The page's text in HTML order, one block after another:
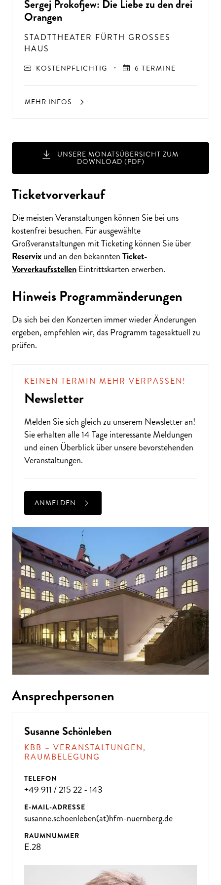
A
USSER
G
EW
Ö
H
N
LIC
H
E K
O
N
ZER
TER
LEBN
ISSE
S
T
E
H
E
N
SI
E
A
U
F
P
E
R
F
O
R
M
A
N
C
E
S
?
ALTE MUSIK BIS ZEITGENÖSSISCH
LIEBEN SIE DIE OPER?
ÜBE
R 300
VE
R
A
NST
ALT
U
N
GE
N P
R
O
J
A
H
Sergej Prokofjew: Die Liebe zu den drei
Orangen
STADTTHEATER FÜRTH GROSSES H
AUS
KOSTENPFLICHTIG 6 TERMINE
MEHR INFOS
UNSERE MONATSÜBERSICHT ZUM
DOWNLOAD (PDF)
Ticketvorverkauf
Die meisten Veranstaltungen können Sie bei uns
kostenfrei besuchen. Für ausgewählte
Großveranstaltungen mit Ticketing können Sie über
Reservixund an den bekanntenTicket-
VorverkaufsstellenEintrittskarten erwerben.
Hinweis Programmänderungen
Da sich bei den Konzerten immer wieder Änderungen
ergeben, empfehlen wir, das Programm tagesaktuell zu
prüfen.
KEINEN TERMIN MEHR VERPASSEN!
Newsletter
Melden Sie sich gleich zu unserem Newsletteran!
Sie erhalten alle 14 Tage interessante Meldungen
und einen Überblick über unsere bevorstehenden
Veranstaltungen.
ANMELDEN
Ansprechpersonen
Susanne Schönleben
KBB – VERANSTALTUNGEN,
RAUMBELEGUNG
TELEFON
+49 911 / 215 22 - 143
E-MAIL-ADRESSE
susanne.schoenleben(at)hfm-nuernberg.de
RAUMNUMMER
E.28